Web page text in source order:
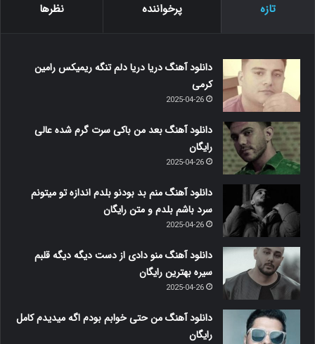
تازه پرخواننده نظرها
دانلود آهنگ دریا دریا دلم تنگه ریمیکس رامین
کرمی
2025-04-26
دانلود آهنگ بعد من باکی سرت گرم شده عالی
رایگان
2025-04-26
دانلود آهنگ منم بد بودنو بلدم اندازه تو میتونم
سرد باشم بلدم و متن رایگان
2025-04-26
دانلود آهنگ منو دادی از دست دیگه دیگه قلبم
سیره بهترین رایگان
2025-04-26
دانلود آهنگ من حتی خوابم بودم اگه میدیدم کامل
رایگان